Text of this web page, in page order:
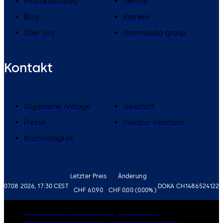
07.08.2026, 17:30 CEST
Letzter Preis
CHF 60.90
Änderung
CHF 0.00 (0.00%)
DOKA CH1486524122
Blog
Karriere
Über Uns
dormakaba group
Kontakt
Allgemeine Anfrage
Geschäft
Presse
Investor Relations
Nachhaltigkeit